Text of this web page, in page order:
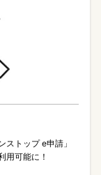
ストップ e申請」
用可能に！